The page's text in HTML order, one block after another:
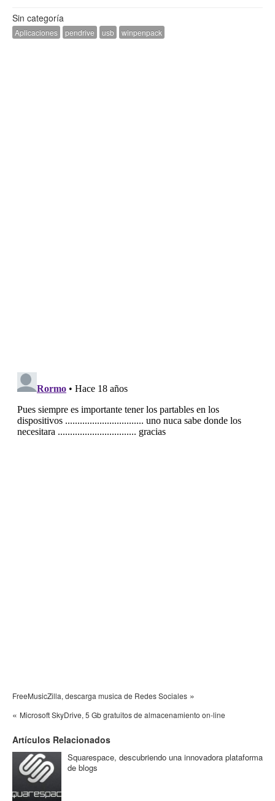
Sin categoría
Aplicaciones pendrive usb winpenpack
FreeMusicZilla, descarga musica de Redes Sociales »
« Microsoft SkyDrive, 5 Gb gratuitos de almacenamiento on-line
Artículos Relacionados
Squarespace, descubriendo una innovadora plataforma
de blogs